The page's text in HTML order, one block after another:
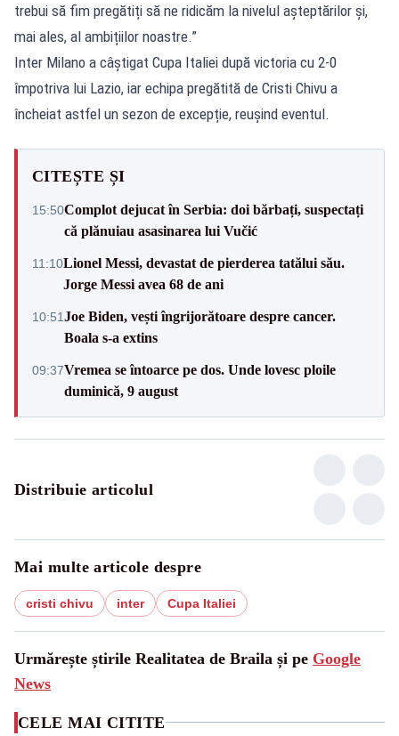
trebui să fim pregătiți să ne ridicăm la nivelul așteptărilor și,
mai ales, al ambițiilor noastre.”
Inter Milano a câștigat Cupa Italiei după victoria cu 2-0
împotriva lui Lazio, iar echipa pregătită de Cristi Chivu a
încheiat astfel un sezon de excepție, reușind eventul.
CITEȘTE ȘI
15:50Complot dejucat în Serbia: doi bărbați, suspectați
că plănuiau asasinarea lui Vučić
11:10Lionel Messi, devastat de pierderea tatălui său.
Jorge Messi avea 68 de ani
10:51Joe Biden, vești îngrijorătoare despre cancer.
Boala s-a extins
09:37Vremea se întoarce pe dos. Unde lovesc ploile
duminică, 9 august
Distribuie articolul
Mai multe articole despre
cristi chivu inter Cupa Italiei
Urmărește știrile Realitatea de Braila și pe Google
News
CELE MAI CITITE